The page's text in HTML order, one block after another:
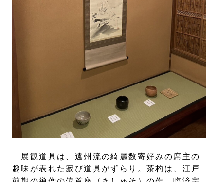
展観道具は、遠州流の綺麗数寄好みの席主の
趣味が表れた寂び道具がずらり。茶杓は、江戸